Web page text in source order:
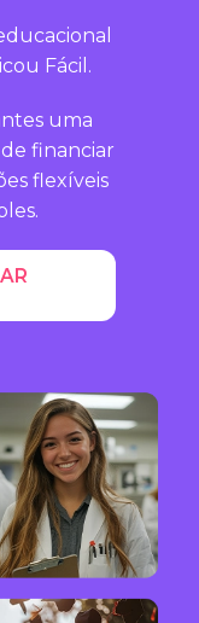
Fácil.
uma
financiar
flexíveis